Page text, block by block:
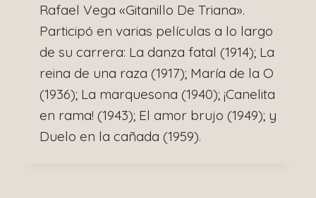
Rafael Vega «Gitanillo De Triana».
Participó en varias películas a lo largo
de su carrera: La danza fatal (1914); La
reina de una raza (1917); María de la O
(1936); La marquesona (1940); ¡Canelita
en rama! (1943); El amor brujo (1949); y
Duelo en la cañada (1959).